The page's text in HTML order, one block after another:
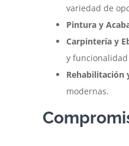
variedad de
Pintura y
Carpintería y
y
Rehabilitación
modernas.